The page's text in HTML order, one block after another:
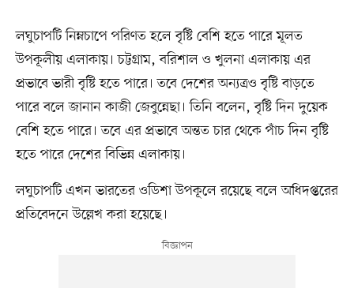
লঘুচাপটি নিম্নচাপে পরিণত হলে বৃষ্টি বেশি হতে পারে মূলত
উপকূলীয় এলাকায়। চট্টগ্রাম, বরিশাল ও খুলনা এলাকায় এর
প্রভাবে ভারী বৃষ্টি হতে পারে। তবে দেশের অন্যত্রও বৃষ্টি বাড়তে
পারে বলে জানান কাজী জেবুন্নেছা। তিনি বলেন, বৃষ্টি দিন দুয়েক
বেশি হতে পারে। তবে এর প্রভাবে অন্তত চার থেকে পাঁচ দিন বৃষ্টি
হতে পারে দেশের বিভিন্ন এলাকায়।
লঘুচাপটি এখন ভারতের ওডিশা উপকূলে রয়েছে বলে অধিদপ্তরের
প্রতিবেদনে উল্লেখ করা হয়েছে।